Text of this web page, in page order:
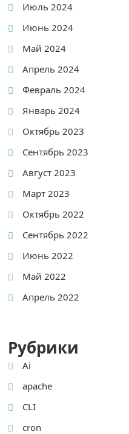
Июль 2024
Июнь 2024
Май 2024
Апрель 2024
Февраль 2024
Январь 2024
Октябрь 2023
Сентябрь 2023
Август 2023
Март 2023
Октябрь 2022
Сентябрь 2022
Июнь 2022
Май 2022
Апрель 2022
Рубрики
Ai
apache
CLI
cron